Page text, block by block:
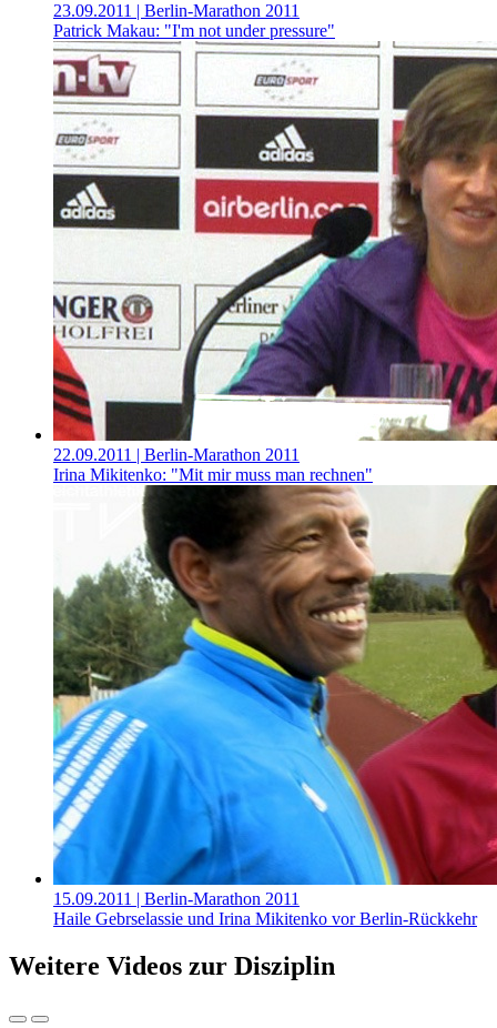
23.09.2011 | Berlin-Marathon 2011
Patrick Makau: "I'm not under pressure"
22.09.2011 | Berlin-Marathon 2011
Irina Mikitenko: "Mit mir muss man rechnen"
15.09.2011 | Berlin-Marathon 2011
Haile Gebrselassie und Irina Mikitenko vor Berlin-Rückkehr
Weitere Videos zur Disziplin